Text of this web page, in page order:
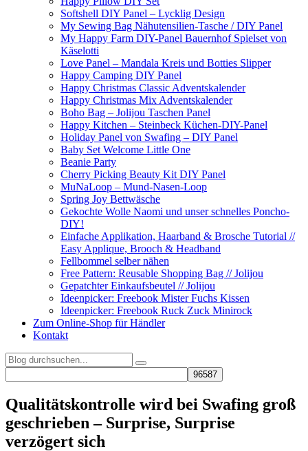
Softshell DIY Panel – Lycklig Design
My Sewing Bag Nähutensilien-Tasche / DIY Panel
My Happy Farm DIY-Panel Bauernhof Spielset von
Käselotti
Love Panel – Mandala Kreis und Botties Slipper
Happy Camping DIY Panel
Happy Christmas Classic Adventskalender
Happy Christmas Mix Adventskalender
Boho Bag – Jolijou Taschen Panel
Happy Kitchen – Steinbeck Küchen-DIY-Panel
Holiday Panel von Swafing – DIY Panel
Baby Set Welcome Little One
Beanie Party
Cherry Picking Beauty Kit DIY Panel
MuNaLoop – Mund-Nasen-Loop
Spring Joy Bettwäsche
Gekochte Wolle Naomi und unser schnelles Poncho-
DIY!
Einfache Applikation, Haarband & Brosche Tutorial //
Easy Applique, Brooch & Headband
Fellbommel selber nähen
Free Pattern: Reusable Shopping Bag // Jolijou
Gepatchter Einkaufsbeutel // Jolijou
Ideenpicker: Freebook Mister Fuchs Kissen
Ideenpicker: Freebook Ruck Zuck Minirock
Zum Online-Shop für Händler
Kontakt
Qualitätskontrolle wird bei Swafing groß
geschrieben – Surprise, Surprise
verzögert sich